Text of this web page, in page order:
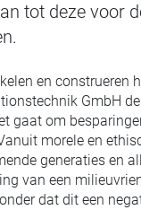
tot deze voor
en construeren
GmbH
gaat om
morele en
generaties en
van een
dat dit een